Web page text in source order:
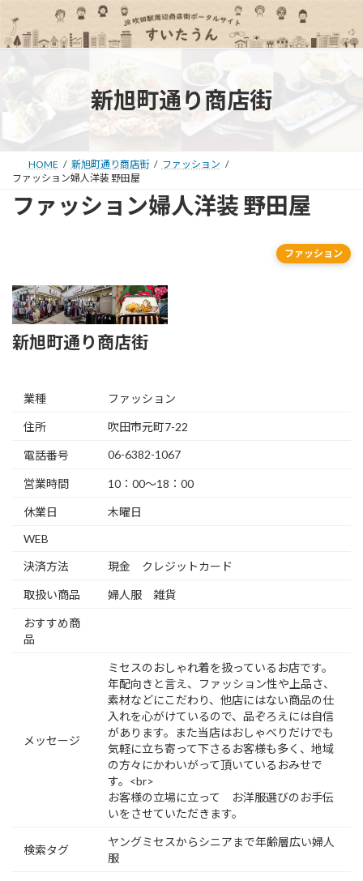
テ
ッ
ゲ
移
新旭町通り商店街
HOME 新旭町通り商店街
ファッション
ファッション婦人洋装 野田屋
ファッション婦人洋装 野田屋
ファッション
新旭町通り商店街
業種 ファッション
住所 吹田市元町7-22
電話番号 06-6382-1067
営業時間 10：00～18：00
休業日
木曜日
WEB
決済方法
現金 クレジットカード
取扱い商品 婦人服 雑貨
おすすめ商
品
メッセージ
ミセスのおしゃれ着を扱っているお店です。
年配向きと言え、ファッション性や上品さ、
素材などにこだわり、他店にはない商品の仕
入れを心がけているので、品ぞろえには自信
があります。また当店はおしゃべりだけでも
気軽に立ち寄って下さるお客様も多く、地域
の方々にかわいがって頂いているおみせで
す。<br>
お客様の立場に立って お洋服選びのお手伝
いをさせていただきます。
検索タグ
ヤングミセスからシニアまで年齢層広い婦人
服